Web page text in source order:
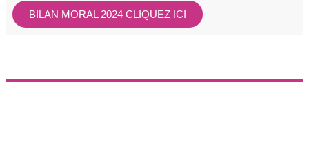
BILAN MORAL 2024 CLIQUEZ ICI